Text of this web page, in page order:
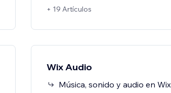
+ 19 Artículos
Wix Audio
Música, sonido y audio en Wix